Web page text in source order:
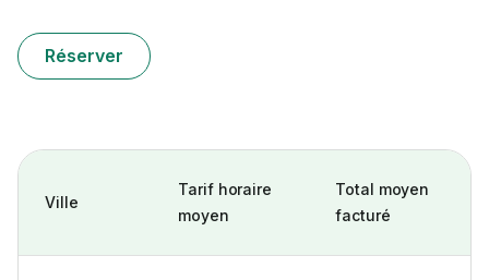
Réserver
Ville
Tarif horaire
moyen
Total moyen
facturé